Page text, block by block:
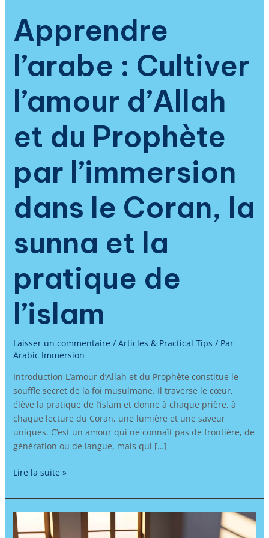
Apprendre
l’arabe : Cultiver
l’amour d’Allah
et du Prophète
par l’immersion
dans le Coran, la
sunna et la
pratique de
l’islam
Laisser un commentaire / Articles & Practical Tips / Par
Arabic Immersion
Introduction L’amour d’Allah et du Prophète constitue le
souffle secret de la foi musulmane. Il traverse le cœur,
élève la pratique de l’islam et donne à chaque prière, à
chaque lecture du Coran, une lumière et une saveur
uniques. C’est un amour qui ne connaît pas de frontière, de
génération ou de langue, mais qui […]
de
l’islam
Lire la suite »
Apprendre
l’arabe